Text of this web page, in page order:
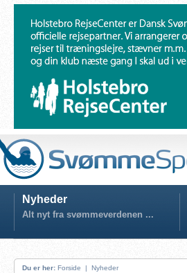
Nyheder
Alt nyt fra svømmeverdenen ...
Du er her: Forside | Nyheder